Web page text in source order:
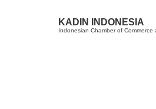
KADIN INDONESIA
Indonesian Chamber of Commerce